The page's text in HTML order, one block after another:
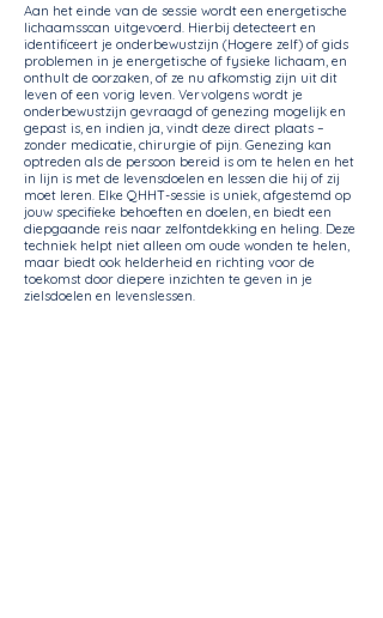
Aan het einde van de sessie wordt een energetische
lichaamsscan uitgevoerd. Hierbij detecteert en
identificeert je onderbewustzijn (Hogere zelf) of gids
problemen in je energetische of fysieke lichaam, en
onthult de oorzaken, of ze nu afkomstig zijn uit dit
leven of een vorig leven. Vervolgens wordt je
onderbewustzijn gevraagd of genezing mogelijk en
gepast is, en indien ja, vindt deze direct plaats –
zonder medicatie, chirurgie of pijn. Genezing kan
optreden als de persoon bereid is om te helen en het
in lijn is met de levensdoelen en lessen die hij of zij
moet leren. Elke QHHT-sessie is uniek, afgestemd op
jouw specifieke behoeften en doelen, en biedt een
diepgaande reis naar zelfontdekking en heling. Deze
techniek helpt niet alleen om oude wonden te helen,
maar biedt ook helderheid en richting voor de
toekomst door diepere inzichten te geven in je
zielsdoelen en levenslessen.